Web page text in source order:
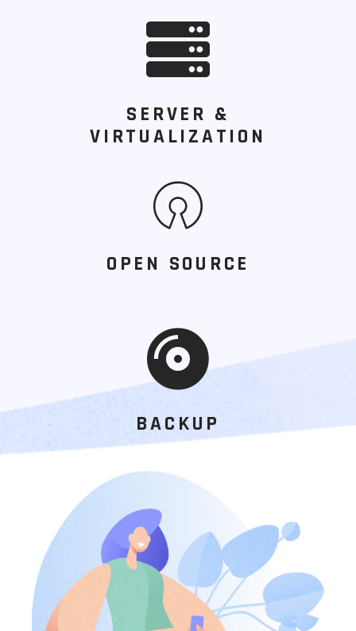
SERVER &
VIRTUALIZATION
OPEN SOURCE
BACKUP